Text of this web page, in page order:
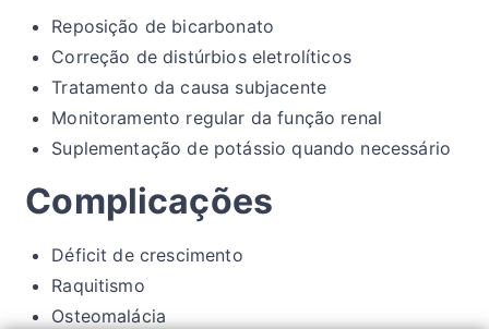
Reposição de bicarbonato
Correção de distúrbios eletrolíticos
Tratamento da causa subjacente
Monitoramento regular da função renal
Suplementação de potássio quando necessário
Complicações
Déficit de crescimento
Raquitismo
Osteomalácia